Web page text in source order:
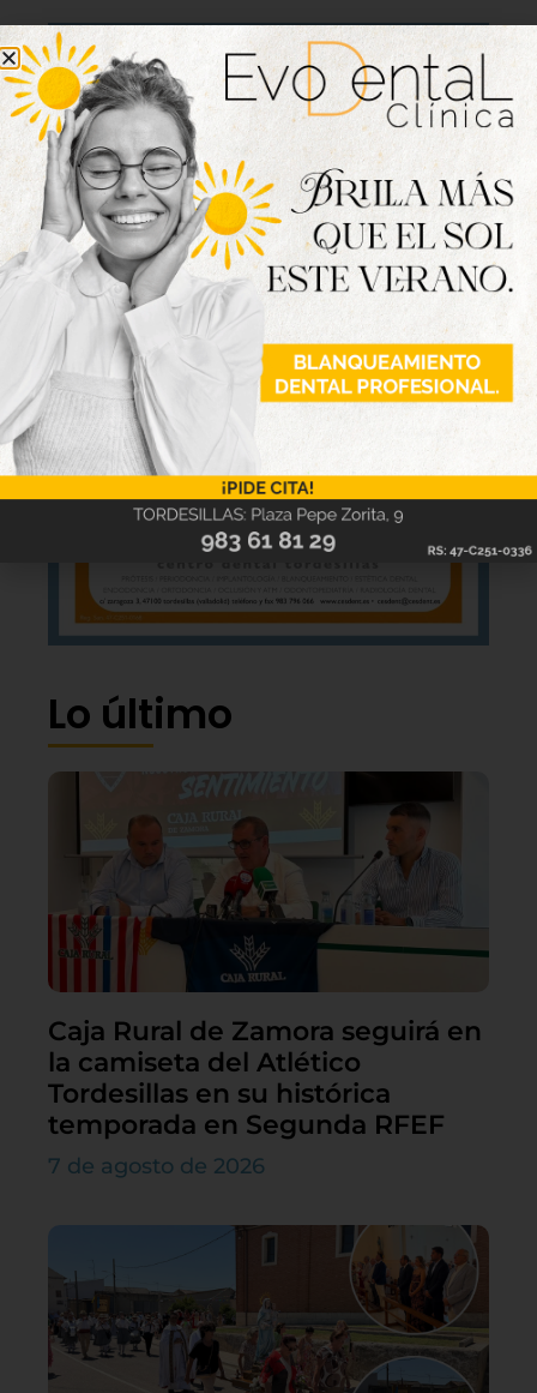
Lo último
Caja Rural de Zamora seguirá en
la camiseta del Atlético
Tordesillas en su histórica
temporada en Segunda RFEF
7 de agosto de 2026